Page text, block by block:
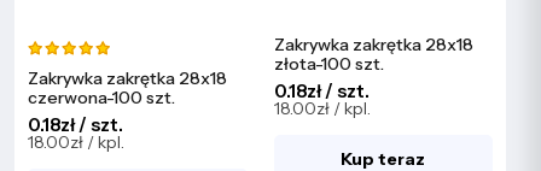
Zakrywka zakrętka 28x18
czerwona-100 szt.
0.18zł / szt.
18.00zł / kpl.
Zakrywka zakrętka 28x18
złota-100 szt.
0.18zł / szt.
18.00zł / kpl.
Kup teraz